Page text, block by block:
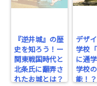
『逆井城』の歴
史を知ろう！ー
関東戦国時代と
北条氏に翻弄さ
れたお城とは？
デザ
学校
に通
学校
能！？